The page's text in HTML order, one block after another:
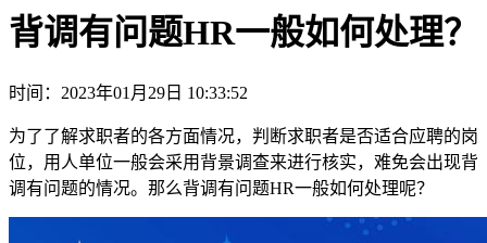
背调有问题HR一般如何处理？
时间：2023年01月29日 10:33:52
为了了解求职者的各方面情况，判断求职者是否适合应聘的岗
位，用人单位一般会采用背景调查来进行核实，难免会出现背
调有问题的情况。那么背调有问题HR一般如何处理呢？